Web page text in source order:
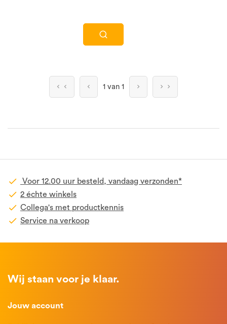
1 van 1
Voor 12.00 uur besteld, vandaag verzonden*
2 échte winkels
Collega's met productkennis
Service na verkoop
Wij staan voor je klaar.
Jouw account